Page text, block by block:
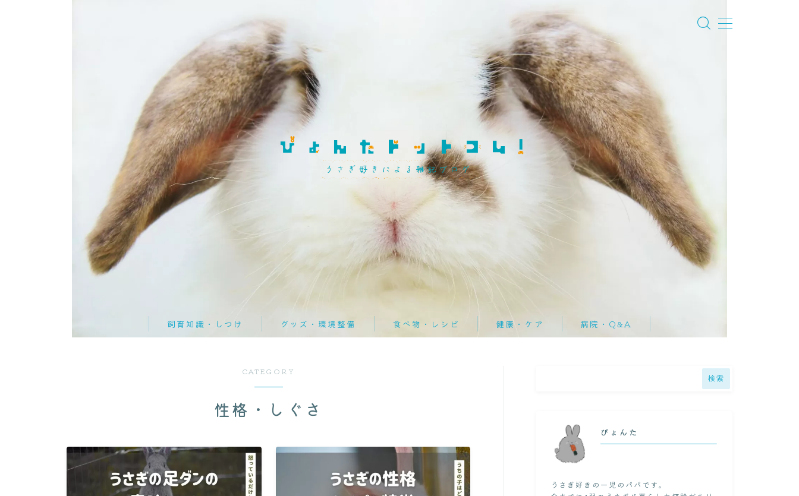
飼育知識・しつけ グッズ・環境整備
夏対策
迎えた後
食べ物・レシピ 健康・ケア 病院・Q&A
飼育知識・しつけ
品種紹介
性格・しぐさ
グッズ・環境整備
冬対策
食べ物・レシピ
ケア方法
CATEGORY
性格・しぐさ
検索
ぴょんた
うさぎ好きの一児のパパです。